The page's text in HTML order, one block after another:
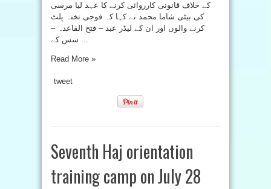
کے خلاف قانونی کارروائی کرنے کا عہد لیا مرسی
کی بیٹی شاما محمد نے کہا کہ فوجی تختہ پلٹ
کرنے والوں اور ان کے لیڈر عبد – فتح القاعدہ –
سس کے ...
Read More »
tweet
Seventh Haj orientation
training camp on July 28